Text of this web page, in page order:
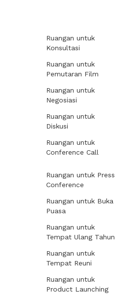
Ruangan untuk
Konsultasi
Ruangan untuk
Pemutaran Film
Ruangan untuk
Negosiasi
Ruangan untuk
Diskusi
Ruangan untuk
Conference Call
Ruangan untuk Press
Conference
Ruangan untuk Buka
Puasa
Ruangan untuk
Tempat Ulang Tahun
Ruangan untuk
Tempat Reuni
Ruangan untuk
Product Launching